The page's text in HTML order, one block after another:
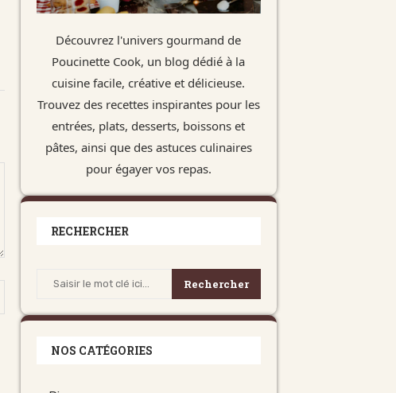
Découvrez l'univers gourmand de
Poucinette Cook, un blog dédié à la
cuisine facile, créative et délicieuse.
Trouvez des recettes inspirantes pour les
entrées, plats, desserts, boissons et
pâtes, ainsi que des astuces culinaires
pour égayer vos repas.
RECHERCHER
Rechercher
NOS CATÉGORIES